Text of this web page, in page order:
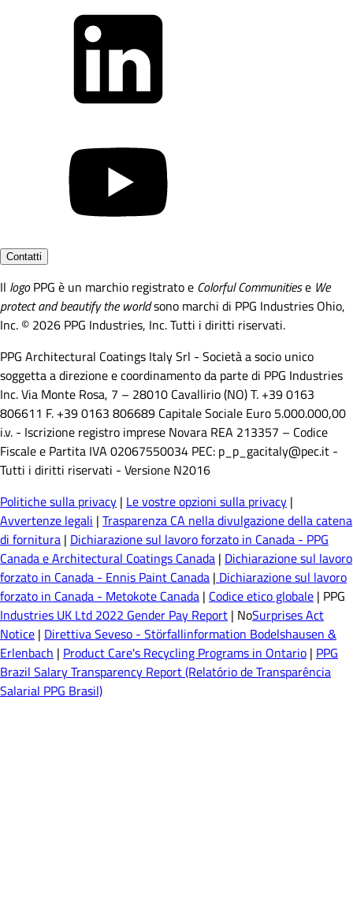
Contatti
Il logoPPG è un marchio registrato e Colorful Communitiese We
protect and beautify the worldsono marchi di PPG Industries Ohio,
Inc. © 2026 PPG Industries, Inc. Tutti i diritti riservati.
PPG Architectural Coatings Italy Srl - Società a socio unico
soggetta a direzione e coordinamento da parte di PPG Industries
Inc. Via Monte Rosa, 7 – 28010 Cavallirio (NO) T. +39 0163
806611 F. +39 0163 806689 Capitale Sociale Euro 5.000.000,00
i.v. - Iscrizione registro imprese Novara REA 213357 – Codice
Fiscale e Partita IVA 02067550034 PEC: p_p_gacitaly@pec.it -
Tutti i diritti riservati - Versione N2016
Politiche sulla privacy | Le vostre opzioni sulla privacy |
Avvertenze legali | Trasparenza CA nella divulgazione della catena
di fornitura | Dichiarazione sul lavoro forzato in Canada - PPG
Canada e Architectural Coatings Canada | Dichiarazione sul lavoro
forzato in Canada - Ennis Paint Canada | Dichiarazione sul lavoro
forzato in Canada - Metokote Canada | Codice etico globale | PPG
Industries UK Ltd 2022 Gender Pay Report | NoSurprises Act
Notice | Direttiva Seveso - Störfallinformation Bodelshausen &
Erlenbach | Product Care's Recycling Programs in Ontario | PPG
Brazil Salary Transparency Report (Relatório de Transparência
Salarial PPG Brasil)